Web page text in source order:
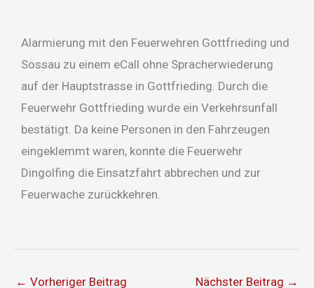
Alarmierung mit den Feuerwehren Gottfrieding und
Sossau zu einem eCall ohne Spracherwiederung
auf der Hauptstrasse in Gottfrieding. Durch die
Feuerwehr Gottfrieding wurde ein Verkehrsunfall
bestätigt. Da keine Personen in den Fahrzeugen
eingeklemmt waren, konnte die Feuerwehr
Dingolfing die Einsatzfahrt abbrechen und zur
Feuerwache zurückkehren.
← Vorheriger Beitrag Nächster Beitrag →